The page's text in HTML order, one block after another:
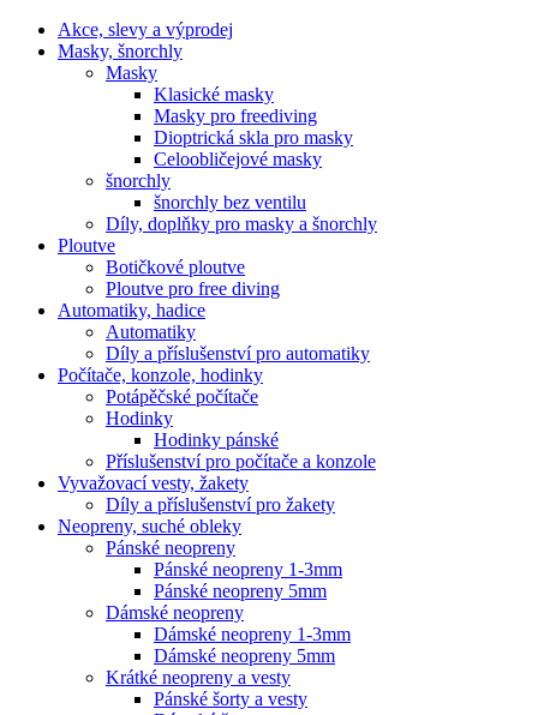
Akce, slevy a výprodej
Masky, šnorchly
Masky
Klasické masky
Masky pro freediving
Dioptrická skla pro masky
Celoobličejové masky
šnorchly
šnorchly bez ventilu
Díly, doplňky pro masky a šnorchly
Ploutve
Botičkové ploutve
Ploutve pro free diving
Automatiky, hadice
Automatiky
Díly a příslušenství pro automatiky
Počítače, konzole, hodinky
Potápěčské počítače
Hodinky
Hodinky pánské
Příslušenství pro počítače a konzole
Vyvažovací vesty, žakety
Díly a příslušenství pro žakety
Neopreny, suché obleky
Pánské neopreny
Pánské neopreny 1-3mm
Pánské neopreny 5mm
Dámské neopreny
Dámské neopreny 1-3mm
Dámské neopreny 5mm
Krátké neopreny a vesty
Pánské šorty a vesty